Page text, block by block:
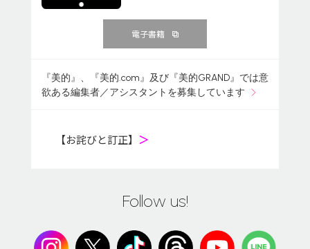
電子書籍
『美的』、『美的.com』及び『美的GRAND』では意
欲ある編集者／アシスタントを募集しています
【お詫びと訂正】 ＞
Follow us!